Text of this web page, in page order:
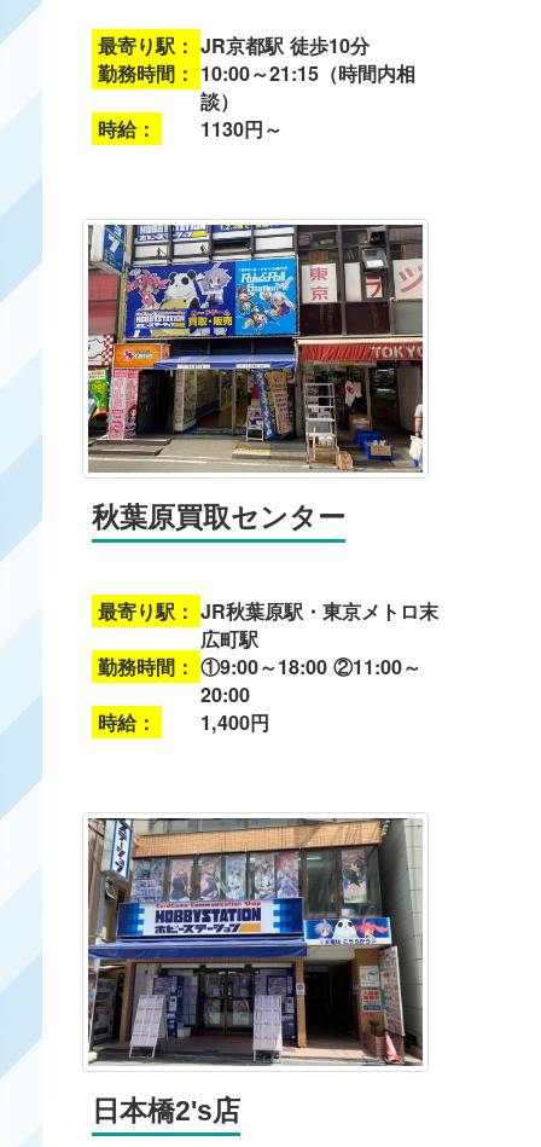
最寄り駅： JR京都駅 徒歩10分
勤務時間： 10:00～21:15（時間内相
談）
時給：
1130円～
秋葉原買取センター
最寄り駅： JR秋葉原駅・東京メトロ末
広町駅
勤務時間： ①9:00～18:00 ②11:00～
20:00
時給：
1,400円
日本橋2's店